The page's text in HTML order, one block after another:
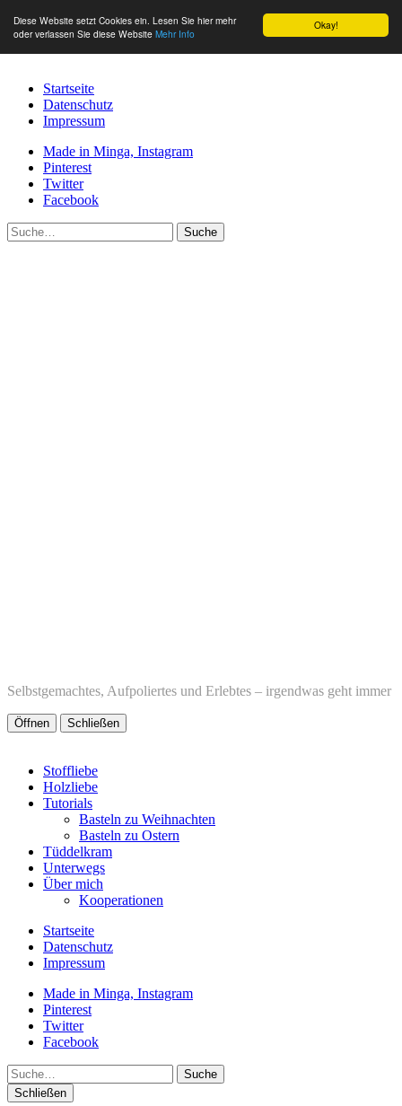
Okay!
Diese Website setzt Cookies ein. Lesen Sie hier mehr
oder verlassen Sie diese Website Mehr Info
Startseite
Datenschutz
Impressum
Made in Minga, Instagram
Pinterest
Twitter
Facebook
Suche
Selbstgemachtes, Aufpoliertes und Erlebtes – irgendwas geht immer
Öffnen Schließen
Stoffliebe
Holzliebe
Tutorials
Basteln zu Weihnachten
Basteln zu Ostern
Tüddelkram
Unterwegs
Über mich
Kooperationen
Startseite
Datenschutz
Impressum
Made in Minga, Instagram
Pinterest
Twitter
Facebook
Suche
Schließen